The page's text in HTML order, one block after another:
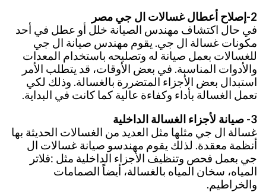
2-إصلاح أعطال غسالات ال جي مصر
في حال اكتشاف مهندس الصيانة خلل أو عطل في أحد
مكونات غسالة ال جي. يقوم مهندس صيانة ال جي
للغسالات بعمل صيانة له وتصليحه باستخدام المعدات
والأدوات المناسبة. في بعض الأوقات، قد يتطلب الأمر
استبدال بعض الأجزاء المتضررة بالغسالة. وذلك لكي
تعمل الغسالة بأداء وكفاءة عالية كما كانت في البداية.
3- صيانة لأجزاء الغسالة الداخلية
غسالة ال جي مثلها مثل العديد من الغسالات الحديثة بها
أنظمة معقدة. لذلك يقوم مهندسو صيانة غسالات ال
جي بعمل فحص وتنظيف الأجزاء الداخلية مثل :فلاتر
المياه، سخان المياه بالغسالة، أيضاً الصمامات
والخراطيم.